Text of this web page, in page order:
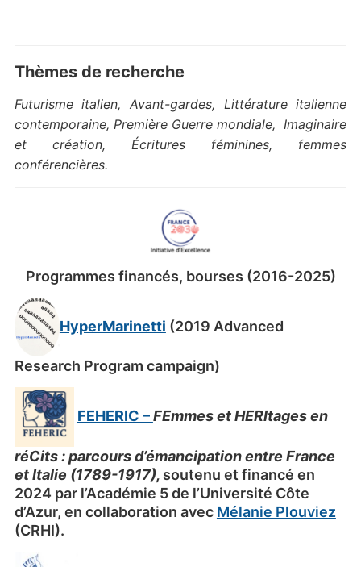
Thèmes de recherche
Futurisme italien, Avant-gardes, Littérature italienne
contemporaine, Première Guerre mondiale,Imaginaire
et création, Écritures féminines, femmes
conférencières.
Programmes financés, bourses (2016-2025)
HyperMarinetti (2019 Advanced
Research Program campaign)
FEHERIC –FEmmes et HERItages en
réCits :parcours d’émancipation entre France
et Italie (1789-1917), soutenu et financé en
2024 par l’Académie 5 de l’Université Côte
d’Azur, en collaboration avec Mélanie Plouviez
(CRHI).